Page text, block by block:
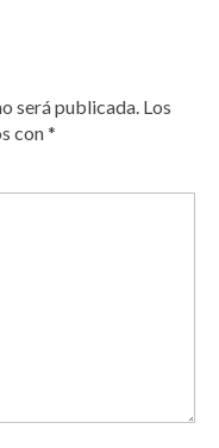
será publicada. Los
con*